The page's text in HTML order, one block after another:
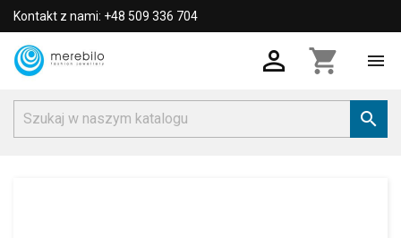
Kontakt z nami: +48 509 336 704
 shopping_cart 
